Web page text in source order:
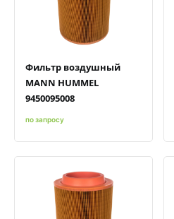
Быстрый просмотрДобавить к сравнению
Добавить в избранное
Фильтр воздушный
MANN HUMMEL
9450095008
по запросу